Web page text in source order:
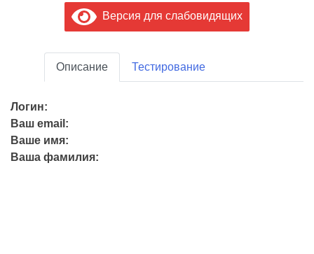
Версия для слабовидящих
Описание Тестирование
Логин:
Ваш email:
Ваше имя:
Ваша фамилия: